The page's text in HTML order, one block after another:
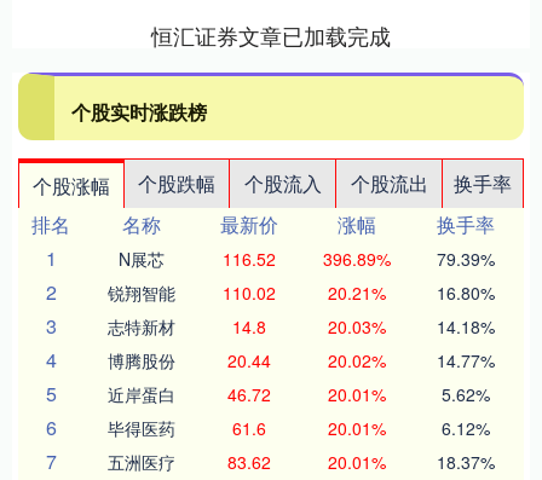
恒汇证券文章已加载完成
个股实时涨跌榜
个股涨幅 个股跌幅 个股流入 个股流出
换手率
排名
名称 最新价 涨幅
换手率
1
N展芯 116.52 396.89% 79.39%
2 锐翔智能 110.02 20.21% 16.80%
3 志特新材 14.8 20.03% 14.18%
4 博腾股份 20.44 20.02% 14.77%
5 近岸蛋白 46.72 20.01% 5.62%
6 毕得医药 61.6 20.01% 6.12%
7 五洲医疗 83.62 20.01% 18.37%